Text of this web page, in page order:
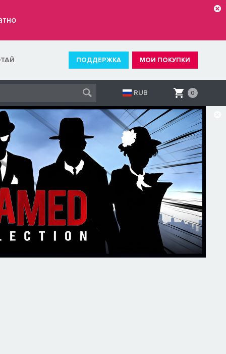
ПОДДЕРЖКА МОИ ПОКУПКИ
RUB 0